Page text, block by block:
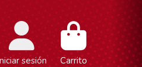
sesión Carrito